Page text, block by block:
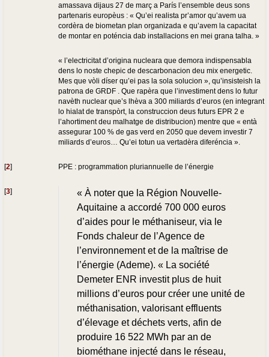
amassava dijaus 27 de març a París l’ensemble deus sons
partenaris europèus : « Qu’ei realista pr’amor qu’avem ua
cordèra de biometan plan organizada e qu’avem la capacitat
de montar en poténcia dab installacions en mei grana talha. »
« l’electricitat d’origina nucleara que demora indispensabla
dens lo noste chepic de descarbonacion deu mix energetic.
Mes que vòli díser qu’ei pas la sola solucion », qu’insisteish la
patrona de GRDF . Que rapèra que l’investiment dens lo futur
navèth nuclear que’s lhèva a 300 miliards d’euros (en integrant
lo hialat de transpòrt, la construccion deus futurs EPR 2 e
l’ahortiment deu malhatge de distribucion) mentre que « entà
assegurar 100 % de gas verd en 2050 que devem investir 7
miliards d’euros… Qu’ei totun ua vertadèra diferéncia ».
[2] PPE : programmation pluriannuelle de l’énergie
[3]
« À noter que la Région Nouvelle-
Aquitaine a accordé 700 000 euros
d’aides pour le méthaniseur, via le
Fonds chaleur de l’Agence de
l’environnement et de la maîtrise de
l’énergie (Ademe). « La société
Demeter ENR investit plus de huit
millions d’euros pour créer une unité de
méthanisation, valorisant effluents
d’élevage et déchets verts, afin de
produire 16 522 MWh par an de
biométhane injecté dans le réseau,